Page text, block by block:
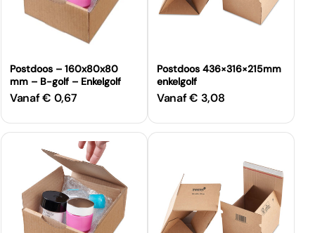
Postdoos – 160x80x80
mm – B-golf – Enkelgolf
Normale
Vanaf € 0,67
Postdoos 436×316×215mm
enkelgolf
Normale
Vanaf € 3,08